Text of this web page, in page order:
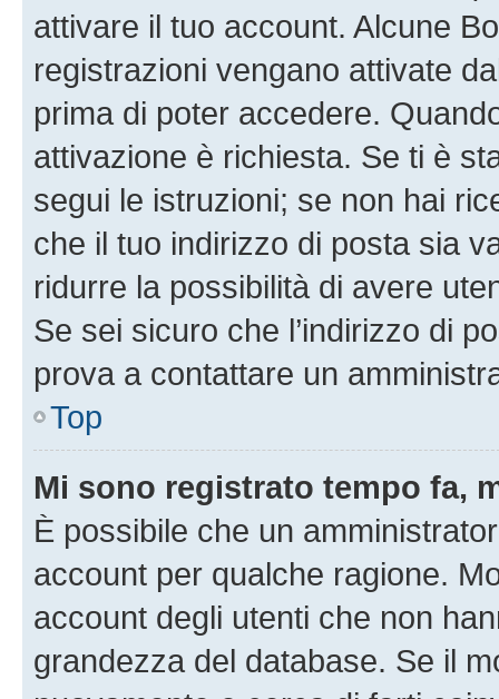
attivare il tuo account. Alcune
registrazioni vengano attivate
prima di poter accedere.
attivazione è richiesta. Se ti è
segui le istruzioni; se non hai
che il tuo indirizzo di posta sia
ridurre la possibilità di avere
Se sei sicuro che l’indirizzo di
prova a contattare un
Top
Mi sono registrato tempo fa,
È possibile che un
account per qualche ragione.
account degli utenti che non
grandezza del database. Se il